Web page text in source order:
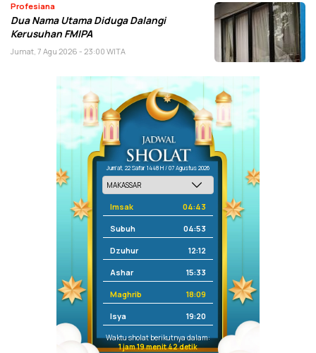
Profesiana
Dua Nama Utama Diduga Dalangi
Kerusuhan FMIPA
Jumat, 7 Agu 2026 - 23:00 WITA
Jum'at, 22 Safar 1448 H / 07 Agustus 2026
Imsak 04:43
Subuh 04:53
Dzuhur 12:12
Ashar 15:33
Maghrib 18:09
Isya 19:20
Waktu sholat berikutnya dalam:
1 jam 19 menit 42 detik